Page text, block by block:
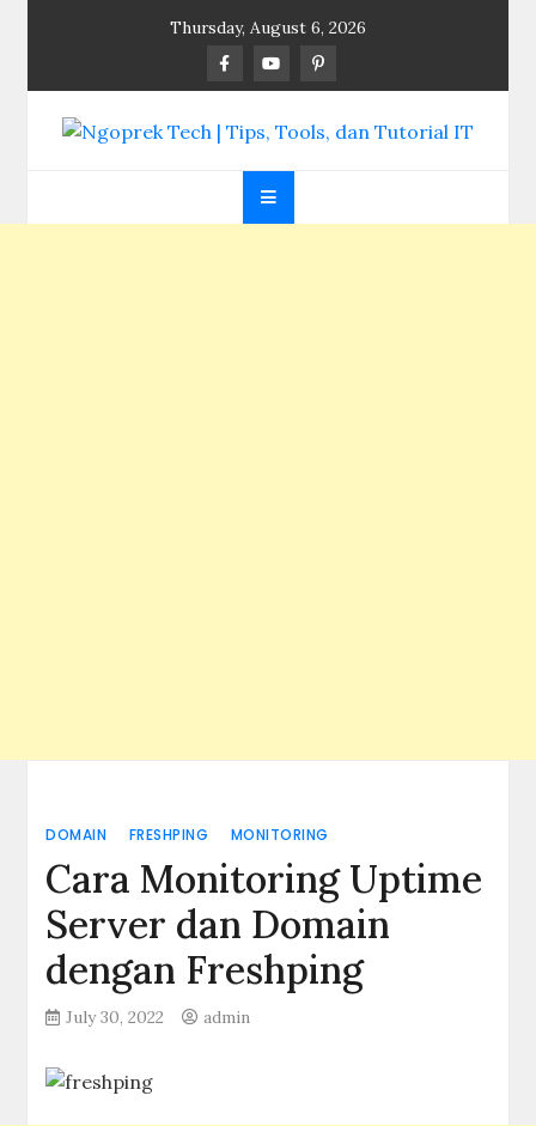
Thursday, August 6, 2026
Ngoprek Tech | Tips,
Tools, dan Tutorial
DOMAIN FRESHPING MONITORING
Cara Monitoring Uptime
Server dan Domain
dengan Freshping
July 30, 2022 admin